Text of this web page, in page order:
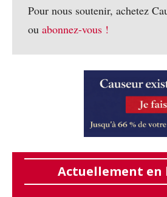
Pour nous soutenir, achetez
ou abonnez-vous !
Actuellement en